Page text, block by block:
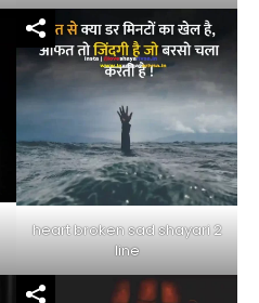
heart broken sad shayari 2
line